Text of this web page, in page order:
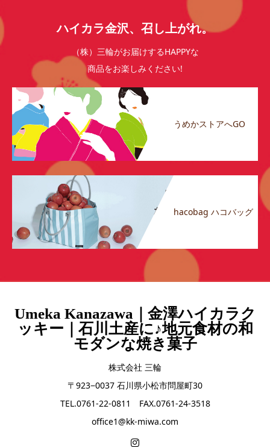
ハイカラ金沢、召し上がれ。
（株）三輪がお届けするHAPPYな
商品をお楽しみください!
うめかストアへGO
hacobag ハコバッグ
Umeka Kanazawa｜金澤ハイカラク
ッキー｜石川土産に♪地元食材の和
モダンな焼き菓子
株式会社 三輪
〒923−0037 石川県小松市問屋町30
TEL.0761-22-0811 FAX.0761-24-3518
office1@kk-miwa.com